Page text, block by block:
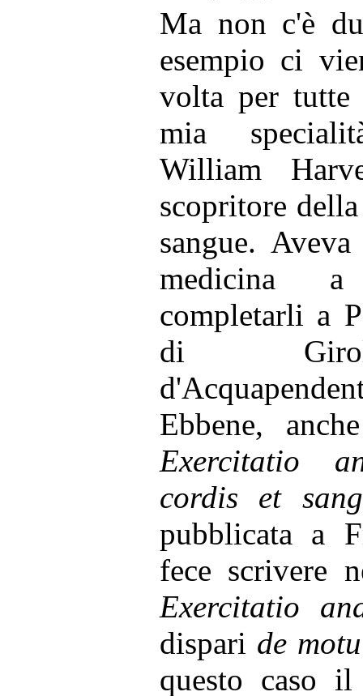
Ma non c'è
esempio ci
volta per tutte
mia
William
scopritore
sangue.
medicina
completarli a
di
Ebbene,
Exercitatio
cordis et
pubblicata a
fece scrivere
Exercitatio
dispari de
questo caso